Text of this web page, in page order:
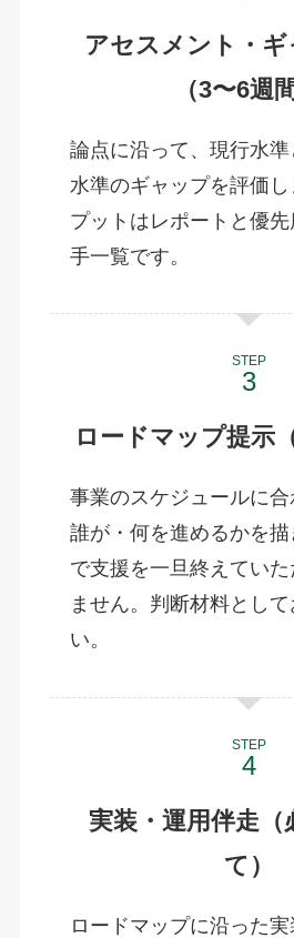
アセスメント・
（3〜6週
論点に沿って、現行水準
水準のギャップを評価し
プットはレポートと優
手一覧です。
STEP
ロードマップ提示
事業のスケジュールに合
誰が・何を進めるかを描
で支援を一旦終えてい
ません。判断材料とし
い。
STEP
実装・運用伴走（
て）
ロードマップに沿った